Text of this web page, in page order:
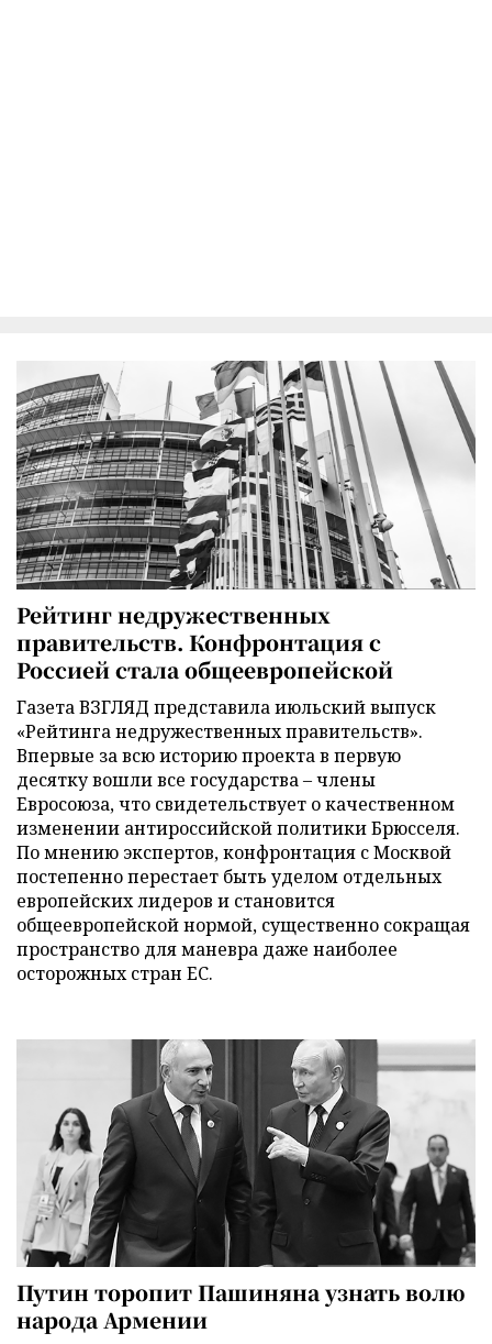
Рейтинг недружественных
правительств. Конфронтация с
Россией стала общеевропейской
Газета ВЗГЛЯД представила июльский выпуск
«Рейтинга недружественных правительств».
Впервые за всю историю проекта в первую
десятку вошли все государства – члены
Евросоюза, что свидетельствует о качественном
изменении антироссийской политики Брюсселя.
По мнению экспертов, конфронтация с Москвой
постепенно перестает быть уделом отдельных
европейских лидеров и становится
общеевропейской нормой, существенно сокращая
пространство для маневра даже наиболее
осторожных стран ЕС.
Путин торопит Пашиняна узнать волю
народа Армении